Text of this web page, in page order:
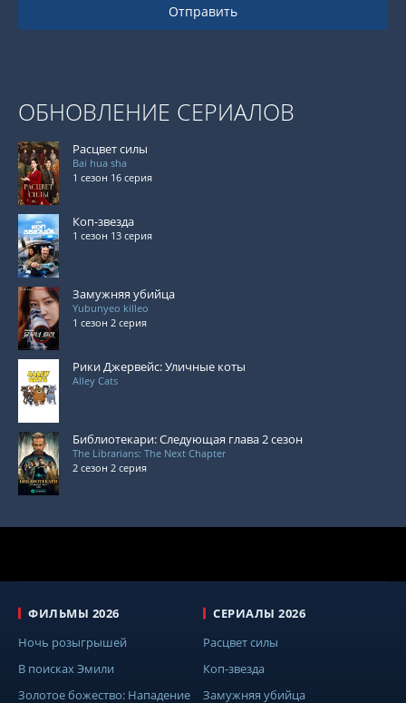
Отправить
ОБНОВЛЕНИЕ СЕРИАЛОВ
Расцвет силы
Bai hua sha
1 сезон 16 серия
Коп-звезда
1 сезон 13 серия
Замужняя убийца
Yubunyeo killeo
1 сезон 2 серия
Рики Джервейс: Уличные коты
Alley Cats
Библиотекари: Следующая глава 2 сезон
The Librarians: The Next Chapter
2 сезон 2 серия
ФИЛЬМЫ 2026
Ночь розыгрышей
В поисках Эмили
Золотое божество: Нападение
СЕРИАЛЫ 2026
Расцвет силы
Коп-звезда
Замужняя убийца